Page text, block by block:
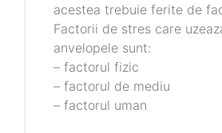
acestea trebuie ferite de
Factorii de stres care
anvelopele sunt:
– factorul fizic
– factorul de mediu
– factorul uman